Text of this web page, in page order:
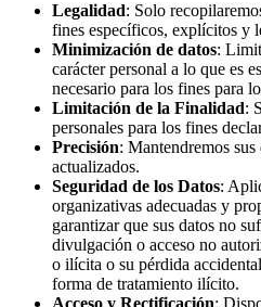
Legalidad: Solo
fines específicos, explícitos y
Minimización de datos:
carácter personal a lo que es
necesario para los fines para
Limitación de la Finalidad:
personales para los fines
Precisión: Mantendremos
actualizados.
Seguridad de los Datos:
organizativas adecuadas y
garantizar que sus datos no
divulgación o acceso no
o ilícita o su pérdida
forma de tratamiento ilícito.